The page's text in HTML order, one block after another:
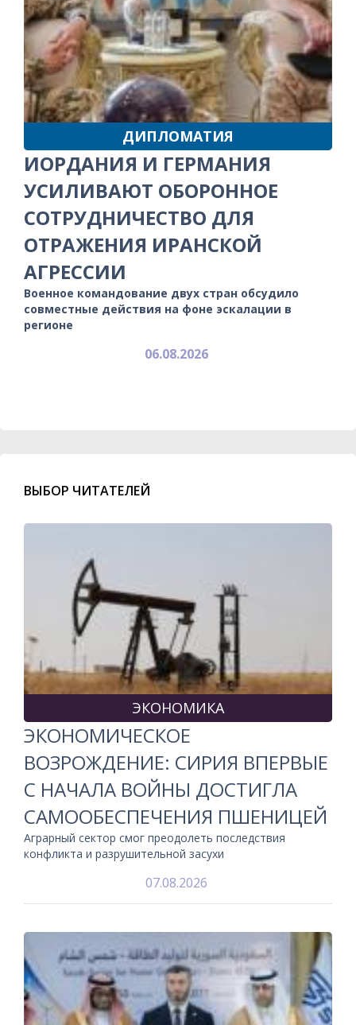
ДИПЛОМАТИЯ
ИОРДАНИЯ И ГЕРМАНИЯ
УСИЛИВАЮТ ОБОРОННОЕ
СОТРУДНИЧЕСТВО ДЛЯ
ОТРАЖЕНИЯ ИРАНСКОЙ
АГРЕССИИ
Военное командование двух стран обсудило
совместные действия на фоне эскалации в
регионе
06.08.2026
ВЫБОР ЧИТАТЕЛЕЙ
ЭКОНОМИКА
ЭКОНОМИЧЕСКОЕ
ВОЗРОЖДЕНИЕ: СИРИЯ ВПЕРВЫЕ
С НАЧАЛА ВОЙНЫ ДОСТИГЛА
САМООБЕСПЕЧЕНИЯ ПШЕНИЦЕЙ
Аграрный сектор смог преодолеть последствия
конфликта и разрушительной засухи
07.08.2026